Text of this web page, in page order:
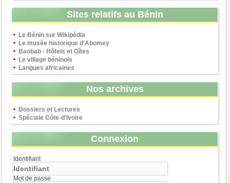
Sites relatifs au Bénin
Le Bénin sur Wikipédia
Le musée historique d'Abomey
Baobab - Hôtels et Gîtes
Le village béninois
Langues africaines
Nos archives
Dossiers et Lectures
Spéciale Côte-d'Ivoire
Connexion
Identifiant
Mot de passe